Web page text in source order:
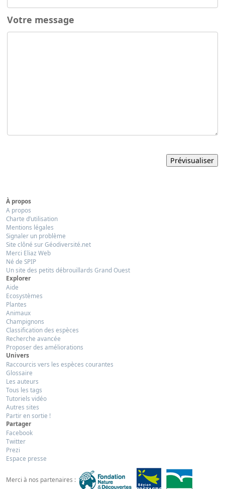
Votre message
À propos
A propos
Charte d’utilisation
Mentions légales
Signaler un problème
Site clôné sur Géodiversité.net
Merci Eliaz Web
Né de SPIP
Un site des petits débrouillards Grand Ouest
Explorer
Aide
Ecosystèmes
Plantes
Animaux
Champignons
Classification des espèces
Recherche avancée
Proposer des améliorations
Univers
Raccourcis vers les espèces courantes
Glossaire
Les auteurs
Tous les tags
Tutoriels vidéo
Autres sites
Partir en sortie !
Partager
Facebook
Twitter
Prezi
Espace presse
Merci à nos partenaires :